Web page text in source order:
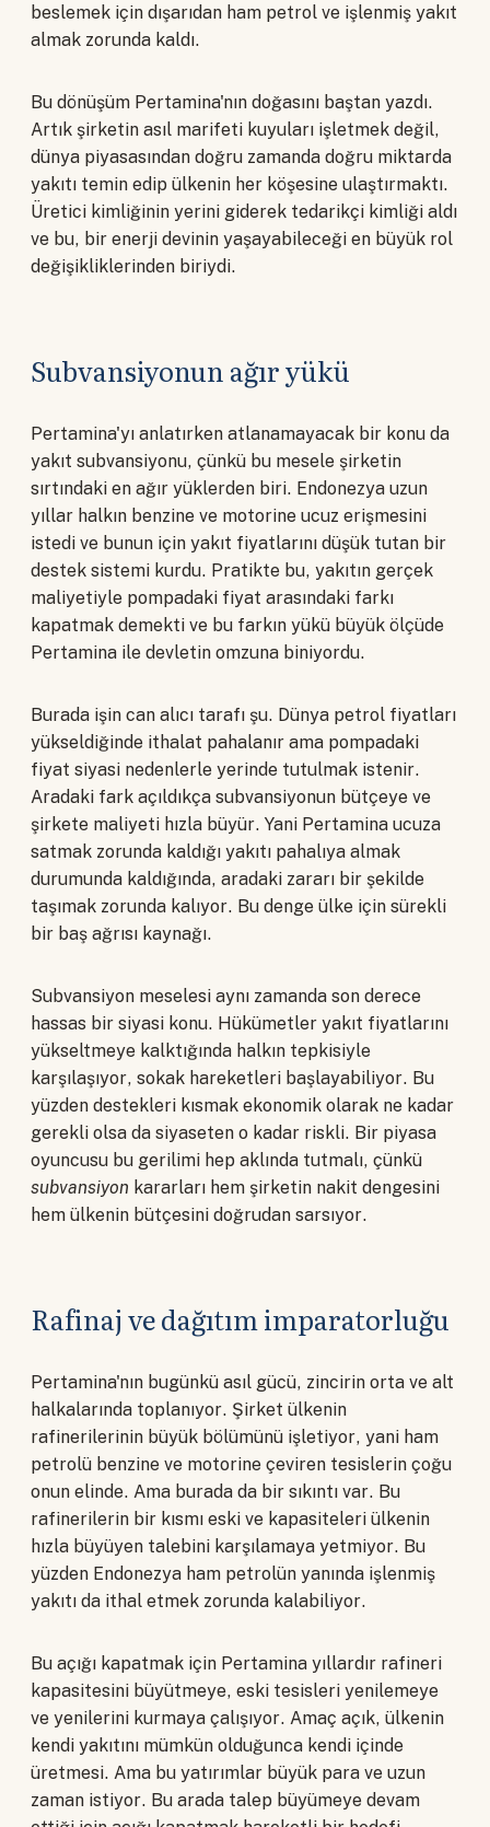
beslemek için dışarıdan ham petrol ve işlenmiş yakıt
almak zorunda kaldı.
Bu dönüşüm Pertamina'nın doğasını baştan yazdı.
Artık şirketin asıl marifeti kuyuları işletmek değil,
dünya piyasasından doğru zamanda doğru miktarda
yakıtı temin edip ülkenin her köşesine ulaştırmaktı.
Üretici kimliğinin yerini giderek tedarikçi kimliği aldı
ve bu, bir enerji devinin yaşayabileceği en büyük rol
değişikliklerinden biriydi.
Subvansiyonun ağır yükü
Pertamina'yı anlatırken atlanamayacak bir konu da
yakıt subvansiyonu, çünkü bu mesele şirketin
sırtındaki en ağır yüklerden biri. Endonezya uzun
yıllar halkın benzine ve motorine ucuz erişmesini
istedi ve bunun için yakıt fiyatlarını düşük tutan bir
destek sistemi kurdu. Pratikte bu, yakıtın gerçek
maliyetiyle pompadaki fiyat arasındaki farkı
kapatmak demekti ve bu farkın yükü büyük ölçüde
Pertamina ile devletin omzuna biniyordu.
Burada işin can alıcı tarafı şu. Dünya petrol fiyatları
yükseldiğinde ithalat pahalanır ama pompadaki
fiyat siyasi nedenlerle yerinde tutulmak istenir.
Aradaki fark açıldıkça subvansiyonun bütçeye ve
şirkete maliyeti hızla büyür. Yani Pertamina ucuza
satmak zorunda kaldığı yakıtı pahalıya almak
durumunda kaldığında, aradaki zararı bir şekilde
taşımak zorunda kalıyor. Bu denge ülke için sürekli
bir baş ağrısı kaynağı.
Subvansiyon meselesi aynı zamanda son derece
hassas bir siyasi konu. Hükümetler yakıt fiyatlarını
yükseltmeye kalktığında halkın tepkisiyle
karşılaşıyor, sokak hareketleri başlayabiliyor. Bu
yüzden destekleri kısmak ekonomik olarak ne kadar
gerekli olsa da siyaseten o kadar riskli. Bir piyasa
oyuncusu bu gerilimi hep aklında tutmalı, çünkü
subvansiyon kararları hem şirketin nakit dengesini
hem ülkenin bütçesini doğrudan sarsıyor.
Rafinaj ve dağıtım imparatorluğu
Pertamina'nın bugünkü asıl gücü, zincirin orta ve alt
halkalarında toplanıyor. Şirket ülkenin
rafinerilerinin büyük bölümünü işletiyor, yani ham
petrolü benzine ve motorine çeviren tesislerin çoğu
onun elinde. Ama burada da bir sıkıntı var. Bu
rafinerilerin bir kısmı eski ve kapasiteleri ülkenin
hızla büyüyen talebini karşılamaya yetmiyor. Bu
yüzden Endonezya ham petrolün yanında işlenmiş
yakıtı da ithal etmek zorunda kalabiliyor.
Bu açığı kapatmak için Pertamina yıllardır rafineri
kapasitesini büyütmeye, eski tesisleri yenilemeye
ve yenilerini kurmaya çalışıyor. Amaç açık, ülkenin
kendi yakıtını mümkün olduğunca kendi içinde
üretmesi. Ama bu yatırımlar büyük para ve uzun
zaman istiyor. Bu arada talep büyümeye devam